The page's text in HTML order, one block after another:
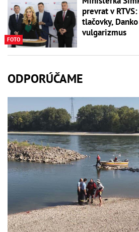
FOTO
prevrat v
tlačovky,
vulgarizmus
ODPORÚČAME